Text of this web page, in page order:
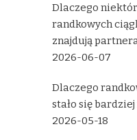
Dlaczego
randkowych
znajdują partnera
2026-06-07
Dlaczego
stało się
2026-05-18